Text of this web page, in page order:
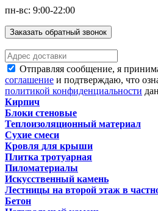
пн-вс: 9:00-22:00
Заказать обратный звонок
Отправляя сообщение, я
соглашение и подтверждаю, что
политикой конфиденциальности
Кирпич
Блоки стеновые
Теплоизоляционный материал
Сухие смеси
Кровля для крыши
Плитка тротуарная
Пиломатериалы
Искусственный камень
Лестницы на второй этаж в
Бетон